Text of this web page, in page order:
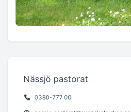
Nässjö pastorat
0380-777 00